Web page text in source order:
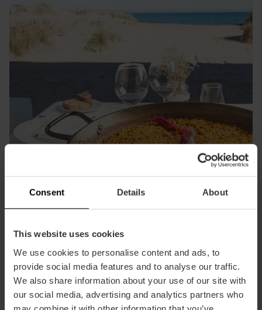
Consent Details About
This website uses cookies
We use cookies to personalise content and ads, to
provide social media features and to analyse our traffic.
We also share information about your use of our site with
our social media, advertising and analytics partners who
Genießen Sie eine Paella am Mittelmeer
Da die Paella hier erfunden wurde, können Sie Valencia